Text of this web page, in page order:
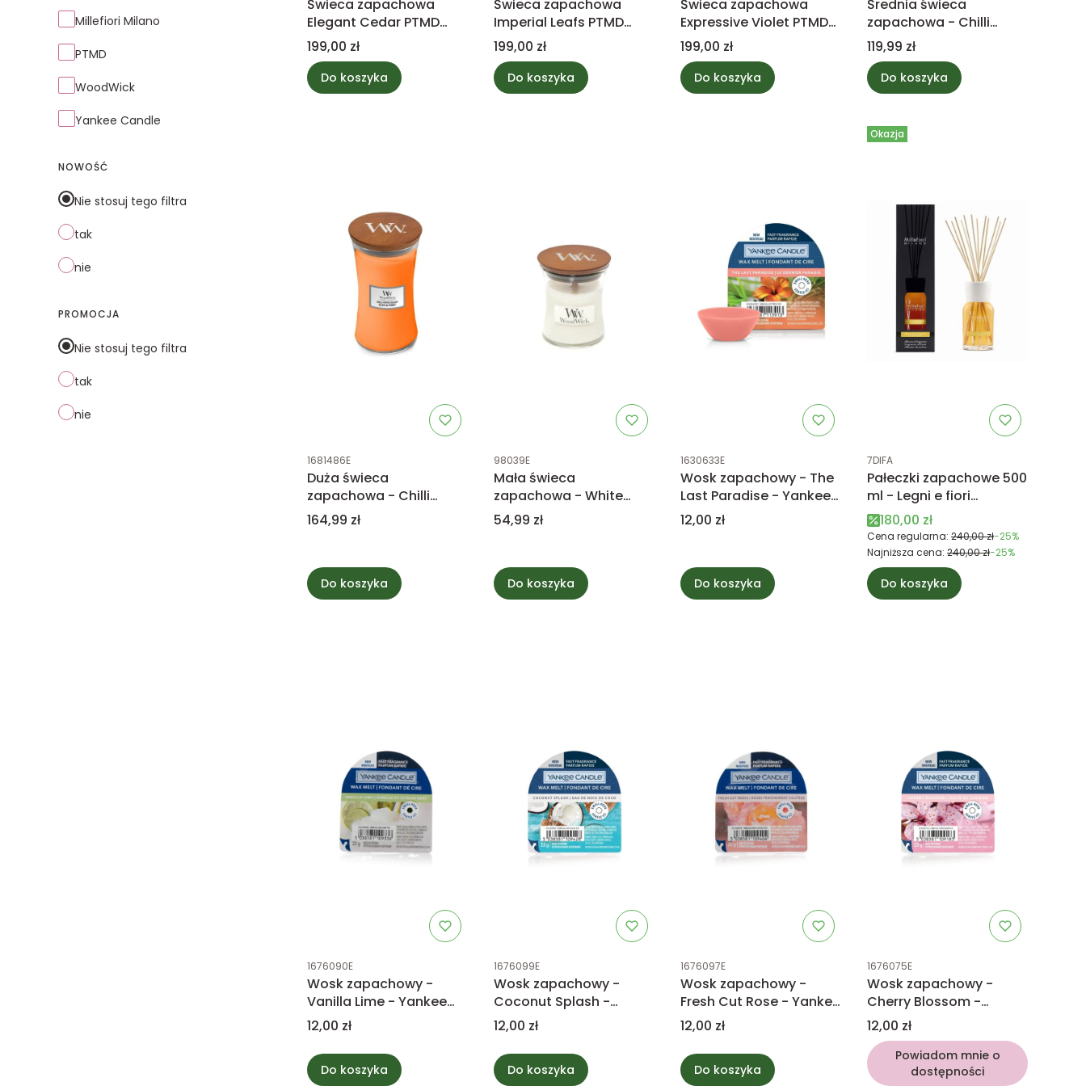
Millefiori Milano
PTMD
WoodWick
Yankee Candle
NOWOŚĆ
Nie stosuj tego filtra
tak
nie
PROMOCJA
Nie stosuj tego filtra
tak
nie
Świeca zapachowa
Elegant Cedar PTMD
collection
Cena
199,00 zł
Do koszyka
Świeca zapachowa
Imperial Leafs PTMD
collection
Cena
199,00 zł
Do koszyka
Świeca zapachowa
Expressive Violet PTMD
collection
Cena
199,00 zł
Do koszyka
Średnia świeca
zapachowa - Chilli
Pepper Gelato -
WoodWick
Cena
119,99 zł
Do koszyka
Kod produktu
1681486E
Duża świeca
zapachowa - Chilli
Pepper Gelato -
WoodWick
Cena
164,99 zł
Do koszyka
Kod produktu
98039E
Mała świeca
zapachowa - White
Teak - WoodWick
Cena
54,99 zł
Do koszyka
Kod produktu
1630633E
Wosk zapachowy - The
Last Paradise - Yankee
Candle
Cena
12,00 zł
Do koszyka
Okazja
Kod produktu
7DIFA
Pałeczki zapachowe 500
ml - Legni e fiori
D'Arancio - Millefiori
Milano
Cena promocyjna
180,00 zł
Cena regularna: 240,00 zł-25%
Najniższa cena: 240,00 zł-25%
Do koszyka
Kod produktu
1676090E
Wosk zapachowy -
Vanilla Lime - Yankee
Candle
Cena
12,00 zł
Do koszyka
Kod produktu
1676099E
Wosk zapachowy -
Coconut Splash -
Yankee Candle
Cena
12,00 zł
Do koszyka
Kod produktu
1676097E
Wosk zapachowy -
Fresh Cut Rose - Yankee
Candle
Cena
12,00 zł
Do koszyka
Kod produktu
1676075E
Wosk zapachowy -
Cherry Blossom -
Yankee Candle
Cena
12,00 zł
Powiadom mnie o
dostępności